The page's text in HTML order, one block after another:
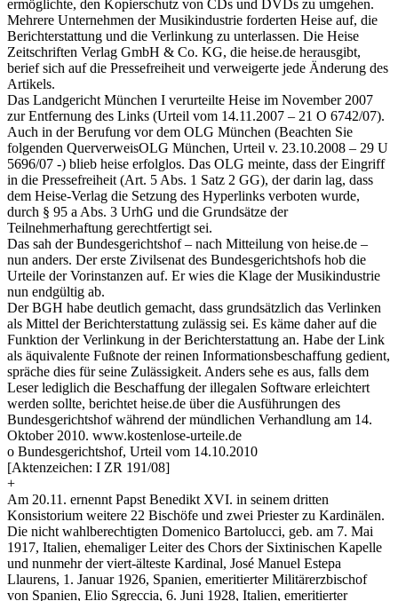
ermöglichte, den Kopierschutz von CDs und DVDs zu umgehen.
Mehrere Unternehmen der Musikindustrie forderten Heise auf, die
Berichterstattung und die Verlinkung zu unterlassen. Die Heise
Zeitschriften Verlag GmbH & Co. KG, die heise.de herausgibt,
berief sich auf die Pressefreiheit und verweigerte jede Änderung des
Artikels.
Das Landgericht München I verurteilte Heise im November 2007
zur Entfernung des Links (Urteil vom 14.11.2007 – 21 O 6742/07).
Auch in der Berufung vor dem OLG München (Beachten Sie
folgenden QuerverweisOLG München, Urteil v. 23.10.2008 – 29 U
5696/07 -) blieb heise erfolglos. Das OLG meinte, dass der Eingriff
in die Pressefreiheit (Art. 5 Abs. 1 Satz 2 GG), der darin lag, dass
dem Heise-Verlag die Setzung des Hyperlinks verboten wurde,
durch § 95 a Abs. 3 UrhG und die Grundsätze der
Teilnehmerhaftung gerechtfertigt sei.
Das sah der Bundesgerichtshof – nach Mitteilung von heise.de –
nun anders. Der erste Zivilsenat des Bundesgerichtshofs hob die
Urteile der Vorinstanzen auf. Er wies die Klage der Musikindustrie
nun endgültig ab.
Der BGH habe deutlich gemacht, dass grundsätzlich das Verlinken
als Mittel der Berichterstattung zulässig sei. Es käme daher auf die
Funktion der Verlinkung in der Berichterstattung an. Habe der Link
als äquivalente Fußnote der reinen Informationsbeschaffung gedient,
spräche dies für seine Zulässigkeit. Anders sehe es aus, falls dem
Leser lediglich die Beschaffung der illegalen Software erleichtert
werden sollte, berichtet heise.de über die Ausführungen des
Bundesgerichtshof während der mündlichen Verhandlung am 14.
Oktober 2010. www.kostenlose-urteile.de
o Bundesgerichtshof, Urteil vom 14.10.2010
[Aktenzeichen: I ZR 191/08]
+
Am 20.11. ernennt Papst Benedikt XVI. in seinem dritten
Konsistorium weitere 22 Bischöfe und zwei Priester zu Kardinälen.
Die nicht wahlberechtigten Domenico Bartolucci, geb. am 7. Mai
1917, Italien, ehemaliger Leiter des Chors der Sixtinischen Kapelle
und nunmehr der viert-älteste Kardinal, José Manuel Estepa
Llaurens, 1. Januar 1926, Spanien, emeritierter Militärerzbischof
von Spanien, Elio Sgreccia, 6. Juni 1928, Italien, emeritierter